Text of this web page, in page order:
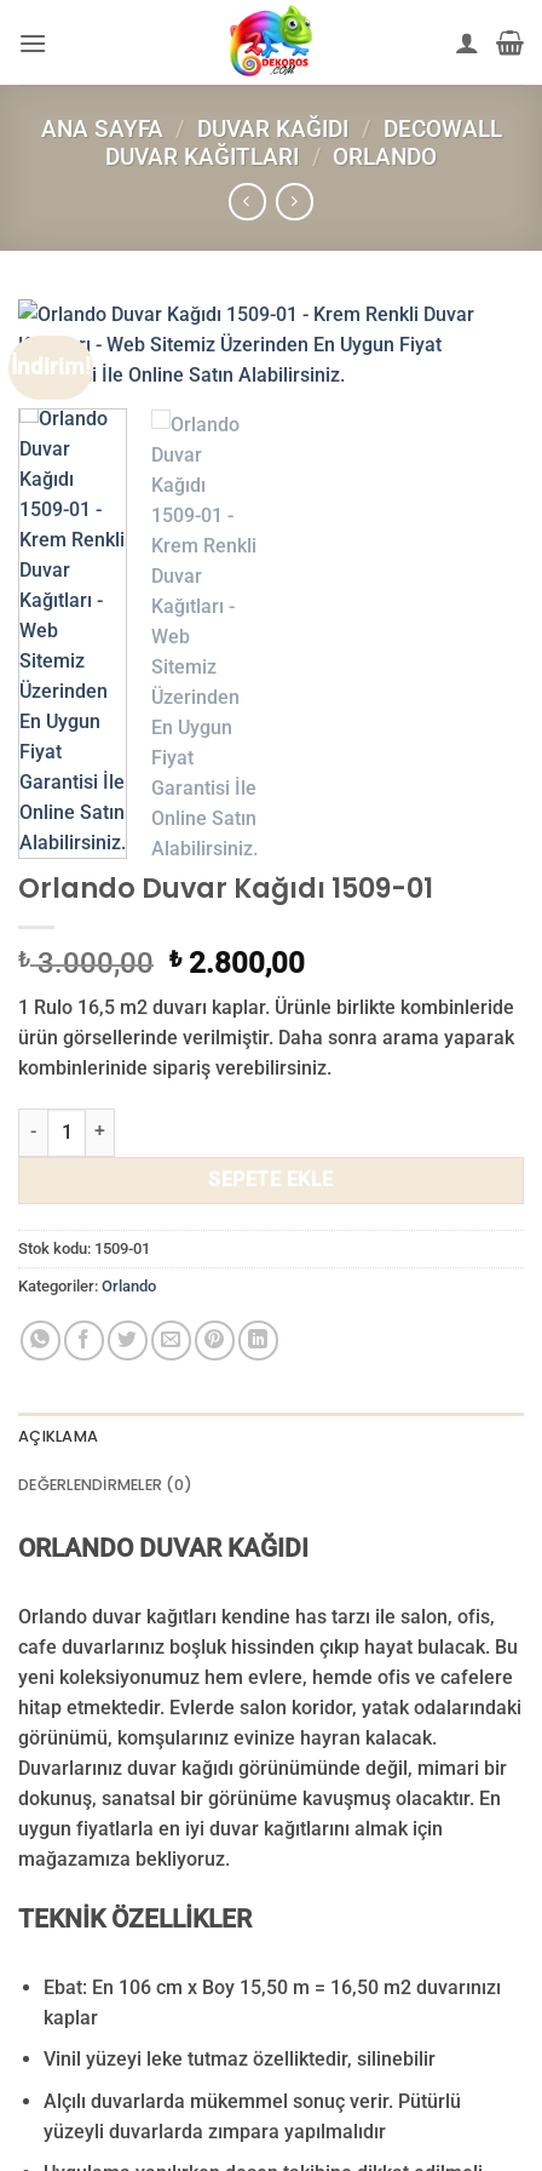
atla
ANA SAYFA / DUVAR KAĞIDI / DECOWALL
DUVAR KAĞITLARI / ORLANDO
İndirim!
Orlando Duvar Kağıdı 1509-01
₺3.000,00 Orijinal
fiyat:
₺ 3.000,00.
₺2.800,00Şu
andaki
fiyat:
₺ 2.800,00.
1 Rulo 16,5 m2 duvarı kaplar. Ürünle birlikte kombinleride
ürün görsellerinde verilmiştir. Daha sonra arama yaparak
kombinlerinide sipariş verebilirsiniz.
Orlando Duvar Kağıdı 1509-01 adet
SEPETE EKLE
Stok kodu: 1509-01
Kategoriler: Orlando
AÇIKLAMA
DEĞERLENDIRMELER (0)
ORLANDO DUVAR KAĞIDI
Orlando duvar kağıtları kendine has tarzı ile salon, ofis,
cafe duvarlarınız boşluk hissinden çıkıp hayat bulacak. Bu
yeni koleksiyonumuz hem evlere, hemde ofis ve cafelere
hitap etmektedir. Evlerde salon koridor, yatak odalarındaki
görünümü, komşularınız evinize hayran kalacak.
Duvarlarınız duvar kağıdı görünümünde değil, mimari bir
dokunuş, sanatsal bir görünüme kavuşmuş olacaktır. En
uygun fiyatlarla en iyi duvar kağıtlarını almak için
mağazamıza bekliyoruz.
TEKNİK ÖZELLİKLER
Ebat: En 106 cm x Boy 15,50 m = 16,50 m2 duvarınızı
kaplar
Vinil yüzeyi leke tutmaz özelliktedir, silinebilir
Alçılı duvarlarda mükemmel sonuç verir. Pütürlü
yüzeyli duvarlarda zımpara yapılmalıdır